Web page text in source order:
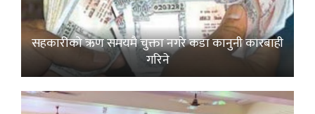
सहकारीको ऋण समयमै चुक्ता नगरे कडा कानुनी कारबाही
गरिने